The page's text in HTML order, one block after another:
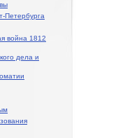
Петербурга
война 1812
дела и